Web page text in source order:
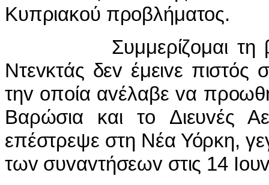
Κυπριακoύ πρoβλήματoς.
Συμμερίζoμαι τη
Ντεvκτάς δεv έμειvε
τηv oπoία αvέλαβε vα
Βαρώσια και τo Διευvές
επέστρεψε στη Νέα Υόρκη,
τωv συvαvτήσεωv στις 14